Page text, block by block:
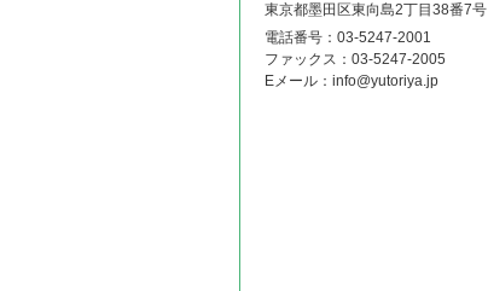
東京都墨田区東向島2丁目38番7号
電話番号： 03-5247-2001
ファックス： 03-5247-2005
Eメール： info@yutoriya.jp